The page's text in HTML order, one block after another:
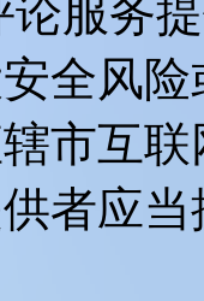
服务
全风
市互
者应